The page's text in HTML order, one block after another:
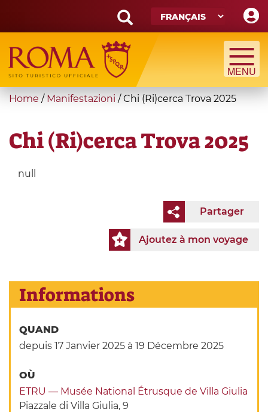
main
content
Search
form
Recherche
You
here
Home / Manifestazioni /Chi (Ri)cerca Trova 2025
Chi (Ri)cerca Trova 2025
null
Partager
Ajoutez à mon voyage
Informations
QUAND
depuis 17 Janvier 2025 à 19 Décembre 2025
OÙ
ETRU — Musée National Étrusque de Villa Giulia
Piazzale di Villa Giulia, 9